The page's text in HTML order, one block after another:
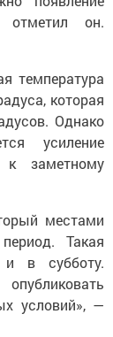
отметил он.
температура
которая
Однако
усиление
заметному
местами
Такая
и в субботу.
условий», —